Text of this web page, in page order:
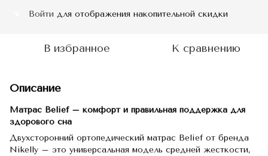
Войти для отображения накопительной скидки
В избранное К сравнению
Описание
Матрас Belief – комфорт и правильная поддержка для
здорового сна
Двухсторонний ортопедический матрас Belief от бренда
Nikelly – это универсальная модель средней жесткости,